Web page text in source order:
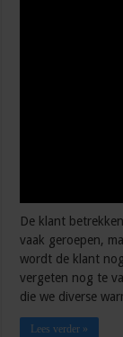
De klant
vaak geroepen,
wordt de klant
vergeten nog te
die we diverse
Lees verder »